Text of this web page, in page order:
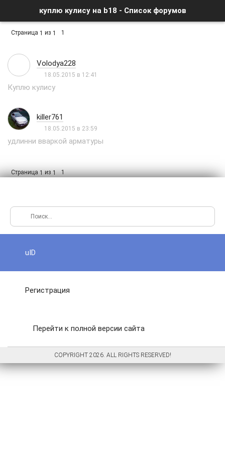
куплю кулису на b18 - Список форумов
Страница 1 из 1 1
Volodya228
18.05.2015 в 12:41
Куплю кулису
killer761
18.05.2015 в 23:59
удлинни вваркой арматуры
Страница1из1 1
uID
Регистрация
Перейти к полной версии сайта
COPYRIGHT 2026. ALL RIGHTS RESERVED!